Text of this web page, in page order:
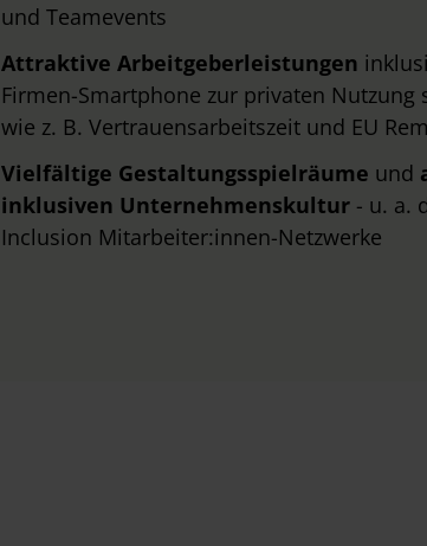
und Teamevents
Attraktive Arbeitgeberleistungen
Firmen-Smartphone zur privaten
wie z. B. Vertrauensarbeitszeit und EU
Vielfältige Gestaltungsspielräume und
inklusiven Unternehmenskultur - u. a.
Inclusion Mitarbeiter:innen-Netzwerke